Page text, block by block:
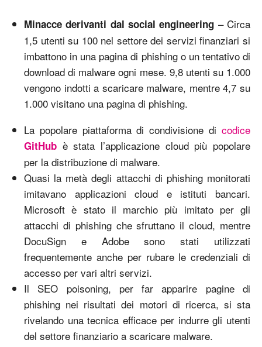
Minacce derivanti dal social engineering – Circa
1,5 utenti su 100 nel settore dei servizi finanziari si
imbattono in una pagina di phishing o un tentativo di
download di malware ogni mese. 9,8 utenti su 1.000
vengono indotti a scaricare malware, mentre 4,7 su
1.000 visitano una pagina di phishing.
La popolare piattaforma di condivisione di codice
GitHub è stata l’applicazione cloud più popolare
per la distribuzione di malware.
Quasi la metà degli attacchi di phishing monitorati
imitavano applicazioni cloud e istituti bancari.
Microsoft è stato il marchio più imitato per gli
attacchi di phishing che sfruttano il cloud, mentre
DocuSign e Adobe sono stati utilizzati
frequentemente anche per rubare le credenziali di
accesso per vari altri servizi.
Il SEO poisoning, per far apparire pagine di
phishing nei risultati dei motori di ricerca, si sta
rivelando una tecnica efficace per indurre gli utenti
del settore finanziario a scaricare malware.